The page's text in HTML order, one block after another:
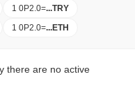
1 0P2.0=...TRY
1 0P2.0=...ETH
there are no active